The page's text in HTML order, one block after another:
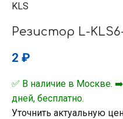
KLS
Резистор L-
2 ₽
✅ В наличие в Москве.
дней, бесплатно.
Уточнить актуальную